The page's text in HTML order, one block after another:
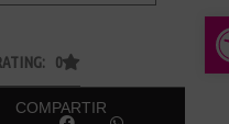
0
COMPARTIR